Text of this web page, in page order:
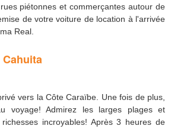
piétonnes et commerçantes autour de
de votre voiture de location à l'arrivée
Real.
vers la Côte Caraïbe. Une fois de plus,
voyage! Admirez les larges plages et
incroyables! Après 3 heures de